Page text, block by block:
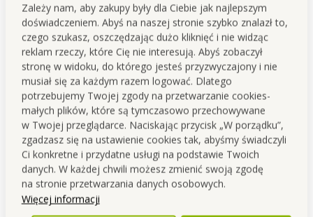
Zależy nam, aby zakupy były dla Ciebie jak najlepszym
doświadczeniem. Abyś na naszej stronie szybko znalazł to,
czego szukasz, oszczędzając dużo kliknięć i nie widząc
reklam rzeczy, które Cię nie interesują. Abyś zobaczył
stronę w widoku, do którego jesteś przyzwyczajony i nie
musiał się za każdym razem logować. Dlatego
potrzebujemy Twojej zgody na przetwarzanie cookies-
małych plików, które są tymczasowo przechowywane
w Twojej przeglądarce. Naciskając przycisk „W porządku”,
zgadzasz się na ustawienie cookies tak, abyśmy świadczyli
Ci konkretne i przydatne usługi na podstawie Twoich
danych. W każdej chwili możesz zmienić swoją zgodę
na stronie przetwarzania danych osobowych.
Więcej informacji
Szczegółowy opis
1 + 1 Turban do suszenia włosów, zielony.
Turban do suszenia włosów wykonany jest z wysokiej
jakości elastycznej mikrofibry o delikatnej strukturze.
Z tyłu guzik, trzymający turban.
7 razy większe wchłanianie wody niż klasyczna bawełna!!!
Długość całkowita ok. 55 cm, wysokość w najwyższym
punkcie ok. 24 cm.